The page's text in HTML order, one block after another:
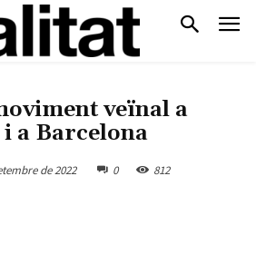
veïnal a
a Barcelona
de 2022 0 812